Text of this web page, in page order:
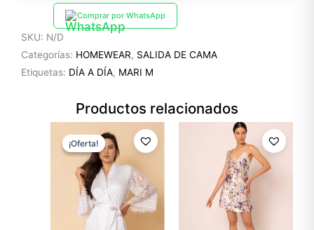
Comprar por WhatsApp
SKU: N/D
Categorías: HOMEWEAR, SALIDA DE CAMA
Etiquetas: DÍA A DÍA, MARI M
Productos relacionados
¡Oferta!
¡Oferta!
precio
original
era:
$79.99.
El
precio
actual
$55.99.